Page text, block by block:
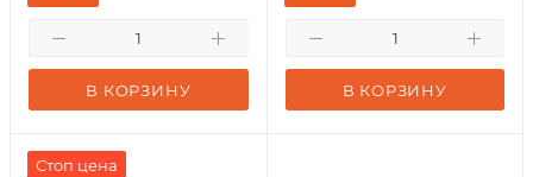
В КОРЗИНУ В КОРЗИНУ
Стоп цена